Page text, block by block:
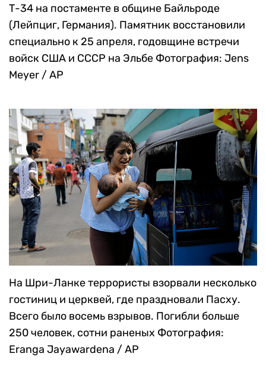
Флаг Волгоградской области развевается на
фоне монумента советским солдатам — танка
Т-34 на постаменте в общине Байльроде
специально к 25 апреля, годовщине встречи
войск США и СССР на ЭльбеФотография: Jens
Meyer / AP
На Шри-Ланке террористы взорвали несколько